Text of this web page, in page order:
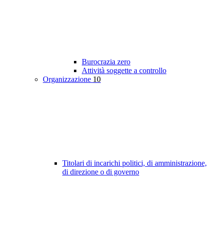
Burocrazia zero
Attività soggette a controllo
Organizzazione 10
Titolari di incarichi politici, di amministrazione,
di direzione o di governo